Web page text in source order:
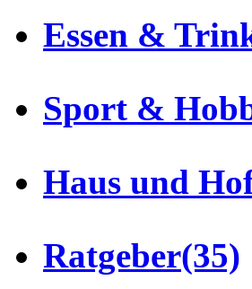
Essen &
Sport &
Haus und
Ratgeber(35)